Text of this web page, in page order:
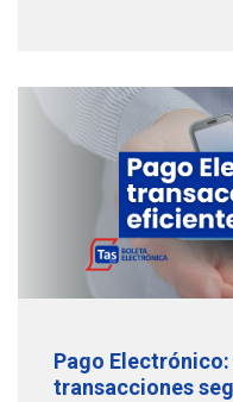
Pago
transacciones